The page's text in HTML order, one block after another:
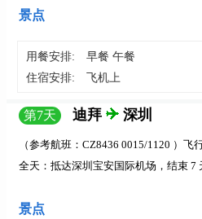
景点
用餐安排:
早餐 午餐
住宿安排:
飞机上
第7天 迪拜 深圳
（参考航班：CZ8436 0015/1120 ）飞
全天： 抵达深圳宝安国际机场，结束 7
景点